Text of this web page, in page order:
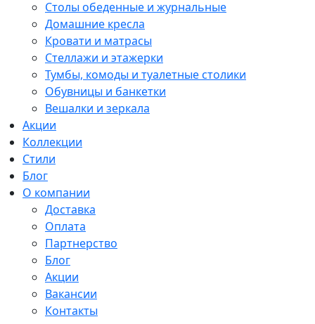
Столы обеденные и журнальные
Домашние кресла
Кровати и матрасы
Стеллажи и этажерки
Тумбы, комоды и туалетные столики
Обувницы и банкетки
Вешалки и зеркала
Акции
Коллекции
Стили
Блог
О компании
Доставка
Оплата
Партнерство
Блог
Акции
Вакансии
Контакты